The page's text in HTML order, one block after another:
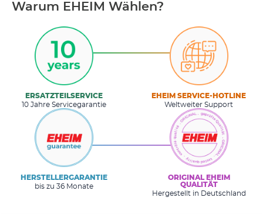
Warum EHEIM Wählen?
ERSATZTEILSERVICE
10 Jahre Servicegarantie
EHEIM SERVICE-HOTLINE
Weltweiter Support
HERSTELLERGARANTIE
bis zu 36 Monate
ORIGINAL EHEIM
QUALITÄT
Hergestellt in Deutschland